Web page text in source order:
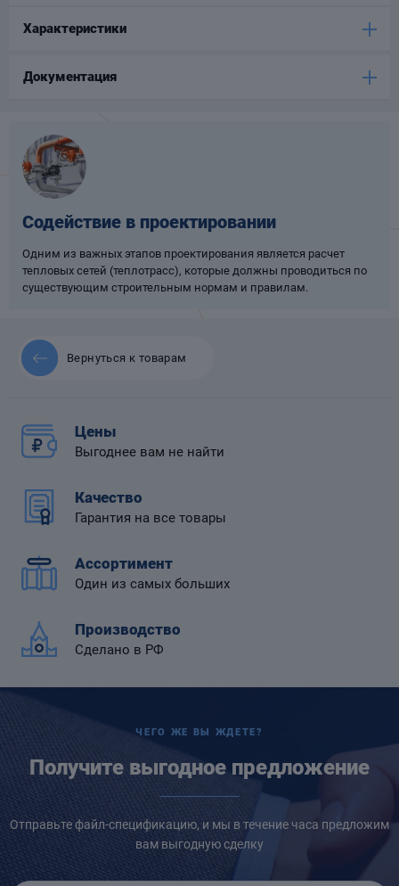
Характеристики
Документация
Содействие в проектировании
Одним из важных этапов проектирования является расчет
тепловых сетей (теплотрасс), которые должны проводиться по
существующим строительным нормам и правилам.
Вернуться к товарам
Цены
Выгоднее вам не найти
Качество
Гарантия на все товары
Ассортимент
Один из самых больших
Производство
Сделано в РФ
ЧЕГО ЖЕ ВЫ ЖДЕТЕ?
Получите выгодное предложение
Отправьте файл-спецификацию, и мы в течение часа предложим
вам выгодную сделку
Компенсаторы